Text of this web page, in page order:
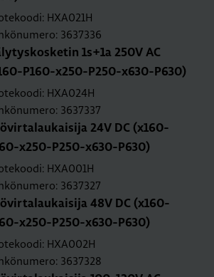
HXA021H
3637336
1s+1a 250V AC
P160-x250-P250-x630-P630)
HXA024H
3637337
24V DC (x160-
x250-P250-x630-P630)
HXA001H
3637327
48V DC (x160-
x250-P250-x630-P630)
HXA002H
3637328